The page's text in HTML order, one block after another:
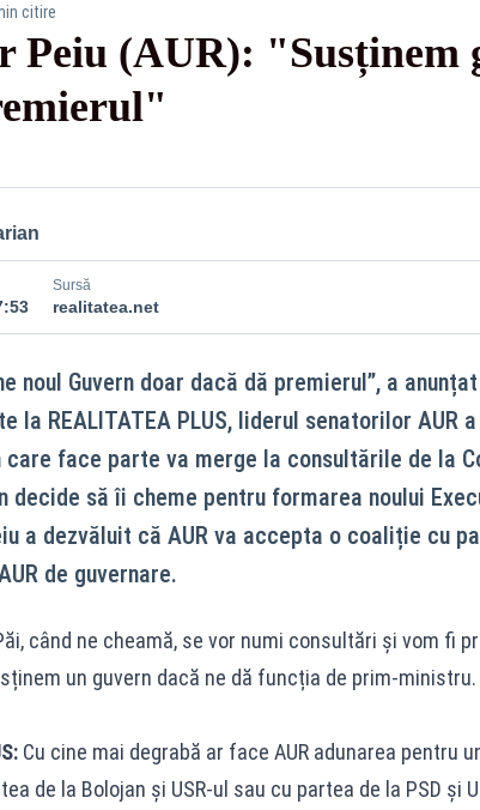
citire
Peiu (AUR): "Susținem
Sursă
realitatea.net
noul Guvern doar dacă dă premierul”, a
la REALITATEA PLUS, liderul senatorilor AUR
face parte va merge la consultările de la
decide să îi cheme pentru formarea noului
a dezvăluit că AUR va accepta o coaliție cu
de guvernare.
când ne cheamă, se vor numi consultări și vom fi
un guvern dacă ne dă funcția de prim-ministru.
Cu cine mai degrabă ar face AUR adunarea pentru
de la Bolojan și USR-ul sau cu partea de la PSD și